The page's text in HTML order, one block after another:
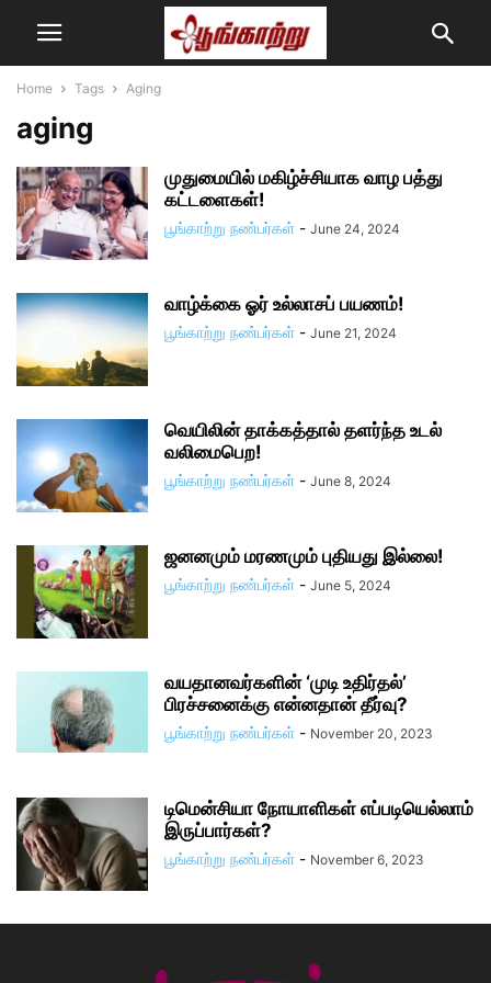
Home Tags Aging
aging
முதுமையில் மகிழ்ச்சியாக வாழ பத்து
கட்டளைகள்!
பூங்காற்று நண்பர்கள் - June 24, 2024
வாழ்க்கை ஓர் உல்லாசப் பயணம்!
பூங்காற்று நண்பர்கள் - June 21, 2024
வெயிலின் தாக்கத்தால் தளர்ந்த உடல்
வலிமைபெற!
பூங்காற்று நண்பர்கள் - June 8, 2024
ஜனனமும் மரணமும் புதியது இல்லை!
பூங்காற்று நண்பர்கள் - June 5, 2024
வயதானவர்களின் ‘முடி உதிர்தல்’
பிரச்சனைக்கு என்னதான் தீர்வு?
பூங்காற்று நண்பர்கள் - November 20, 2023
டிமென்சியா நோயாளிகள் எப்படியெல்லாம்
இருப்பார்கள்?
பூங்காற்று நண்பர்கள் - November 6, 2023